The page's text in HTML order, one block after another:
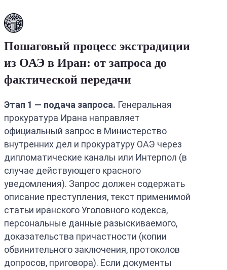
Пошаговый процесс экстрадиции
из ОАЭ в Иран: от запроса до
фактической передачи
Этап 1 — подача запроса. Генеральная
прокуратура Ирана направляет
официальный запрос в Министерство
внутренних дел и прокуратуру ОАЭ через
дипломатические каналы или Интерпол (в
случае действующего красного
уведомления). Запрос должен содержать
описание преступления, текст применимой
статьи иранского Уголовного кодекса,
персональные данные разыскиваемого,
доказательства причастности (копии
обвинительного заключения, протоколов
допросов, приговора). Если документы